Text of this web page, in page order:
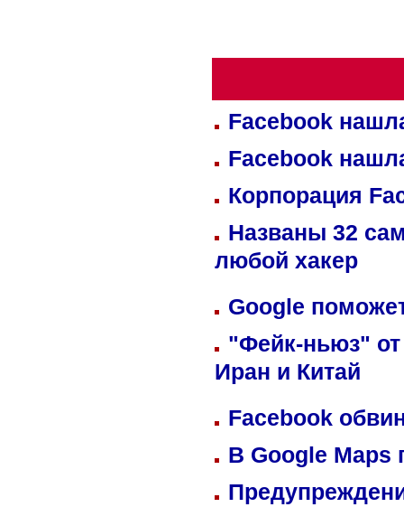
Facebook
Facebook
Корпорация
Названы 32
любой хакер
Google
"Фейк-ньюз" от
Иран и Китай
Facebook
В Google Maps